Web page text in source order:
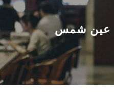
القطاعـات
الشئون الأكاديمية
البحث العلمي
عين شمس